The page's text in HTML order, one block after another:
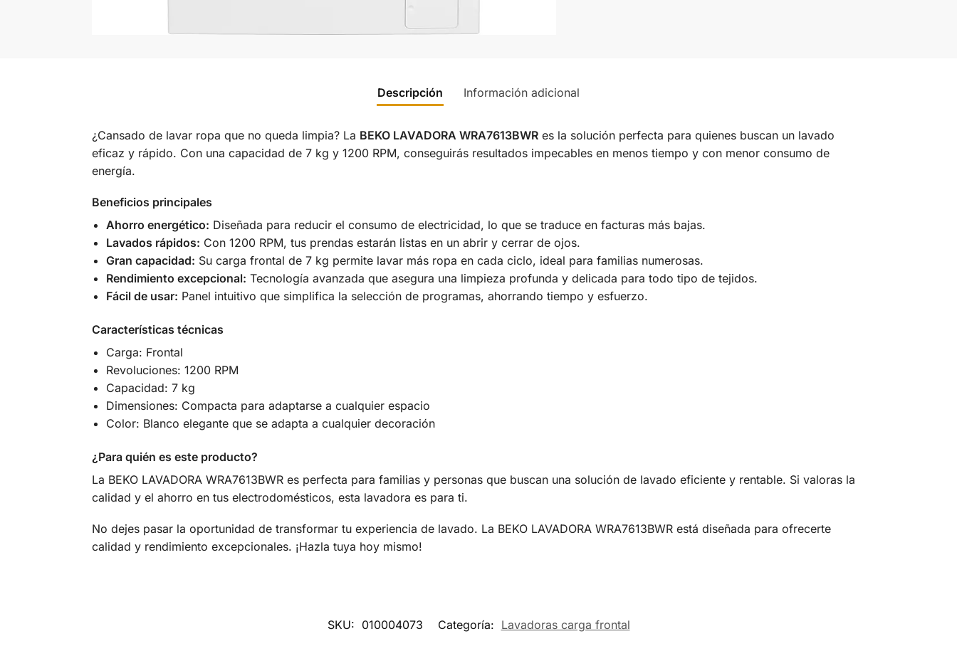
Descripción Información adicional
¿Cansado de lavar ropa que no queda limpia? La BEKO LAVADORA WRA7613BWRes la solución perfecta para quienes buscan un lavado
eficaz y rápido. Con una capacidad de 7 kg y 1200 RPM, conseguirás resultados impecables en menos tiempo y con menor consumo de
energía.
Beneficios principales
Ahorro energético: Diseñada para reducir el consumo de electricidad, lo que se traduce en facturas más bajas.
Lavados rápidos: Con 1200 RPM, tus prendas estarán listas en un abrir y cerrar de ojos.
Gran capacidad: Su carga frontal de 7 kg permite lavar más ropa en cada ciclo, ideal para familias numerosas.
Rendimiento excepcional: Tecnología avanzada que asegura una limpieza profunda y delicada para todo tipo de tejidos.
Fácil de usar: Panel intuitivo que simplifica la selección de programas, ahorrando tiempo y esfuerzo.
Características técnicas
Carga: Frontal
Revoluciones: 1200 RPM
Capacidad: 7 kg
Dimensiones: Compacta para adaptarse a cualquier espacio
Color: Blanco elegante que se adapta a cualquier decoración
¿Para quién es este producto?
La BEKO LAVADORA WRA7613BWR es perfecta para familias y personas que buscan una solución de lavado eficiente y rentable. Si valoras la
calidad y el ahorro en tus electrodomésticos, esta lavadora es para ti.
No dejes pasar la oportunidad de transformar tu experiencia de lavado. La BEKO LAVADORA WRA7613BWR está diseñada para ofrecerte
calidad y rendimiento excepcionales. ¡Hazla tuya hoy mismo!
SKU: 010004073 Categoría: Lavadoras carga frontal